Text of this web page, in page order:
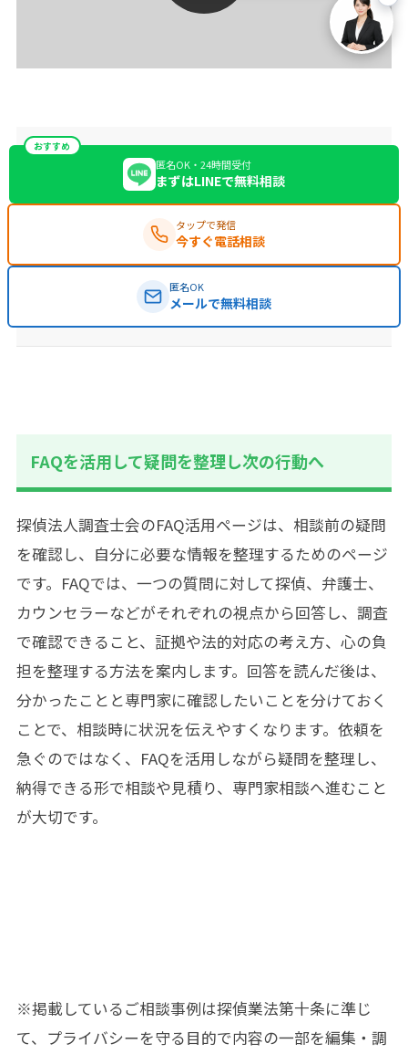
おすすめ
匿名OK・24時間受付
まずはLINEで無料相談
タップで発信
今すぐ電話相談
匿名OK
メールで無料相談
FAQを活用して疑問を整理し次の行動へ
探偵法人調査士会のFAQ活用ページは、相談前の疑問
を確認し、自分に必要な情報を整理するためのページ
です。FAQでは、一つの質問に対して探偵、弁護士、
カウンセラーなどがそれぞれの視点から回答し、調査
で確認できること、証拠や法的対応の考え方、心の負
担を整理する方法を案内します。回答を読んだ後は、
分かったことと専門家に確認したいことを分けておく
ことで、相談時に状況を伝えやすくなります。依頼を
急ぐのではなく、FAQを活用しながら疑問を整理し、
納得できる形で相談や見積り、専門家相談へ進むこと
が大切です。
※掲載しているご相談事例は探偵業法第十条に準じ
て、プライバシーを守る目的で内容の一部を編集・調